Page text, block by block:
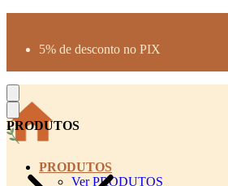
5% de desconto no PIX
PRODUTOS
PRODUTOS
Ver PRODUTOS